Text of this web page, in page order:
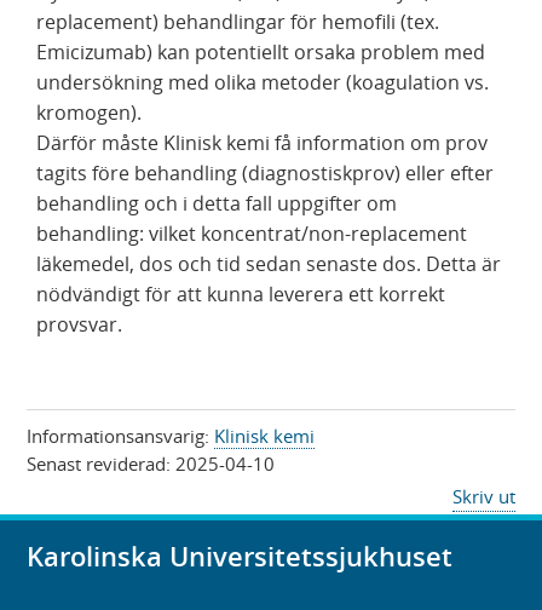
replacement) behandlingar för hemofili (tex.
Emicizumab) kan potentiellt orsaka problem med
undersökning med olika metoder (koagulation vs.
kromogen).
Därför måste Klinisk kemi få information om prov
tagits före behandling (diagnostiskprov) eller efter
behandling och i detta fall uppgifter om
behandling: vilket koncentrat/non-replacement
läkemedel, dos och tid sedan senaste dos. Detta är
nödvändigt för att kunna leverera ett korrekt
provsvar.
Informationsansvarig: Klinisk kemi
Senast reviderad:2025-04-10
Skriv ut
Karolinska Universitetssjukhuset